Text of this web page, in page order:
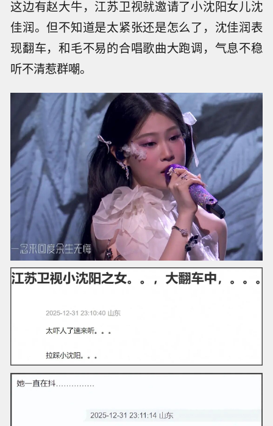
这边有赵大牛，江苏卫视就邀请了小沈阳女儿沈
佳润。但不知道是太紧张还是怎么了，沈佳润表
现翻车，和毛不易的合唱歌曲大跑调，气息不稳
听不清惹群嘲。